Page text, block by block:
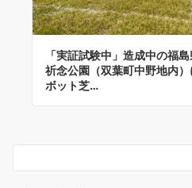
「実証試験中」造成中の福
祈念公園（双葉町中野地内）
ボット芝…